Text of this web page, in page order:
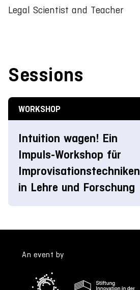
Legal Scientist and Teacher
Sessions
WORKSHOP
Intuition wagen! Ein
Impuls-Workshop für
Improvisationstechniken
in Lehre und Forschung
An event by